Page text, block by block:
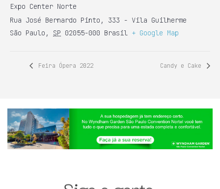
Expo Center Norte
Rua José Bernardo Pinto, 333 - Vila Guilherme
São Paulo , SP 02055-000 Brasil + Google Map
Feira Ópera 2022 Candy e Cake